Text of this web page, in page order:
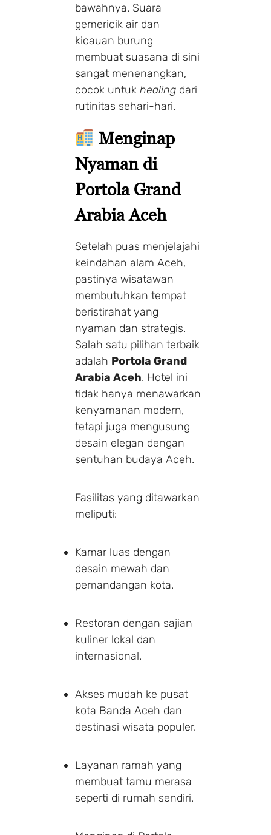
bawahnya. Suara
gemericik air dan
kicauan burung
membuat suasana di sini
sangat menenangkan,
cocok untuk healing dari
rutinitas sehari-hari.
Menginap
Nyaman di
Portola Grand
Arabia Aceh
Setelah puas menjelajahi
keindahan alam Aceh,
pastinya wisatawan
membutuhkan tempat
beristirahat yang
nyaman dan strategis.
Salah satu pilihan terbaik
adalah Portola Grand
Arabia Aceh. Hotel ini
tidak hanya menawarkan
kenyamanan modern,
tetapi juga mengusung
desain elegan dengan
sentuhan budaya Aceh.
Fasilitas yang ditawarkan
meliputi:
Kamar luas dengan
desain mewah dan
pemandangan kota.
Restoran dengan sajian
kuliner lokal dan
internasional.
Akses mudah ke pusat
kota Banda Aceh dan
destinasi wisata populer.
Layanan ramah yang
membuat tamu merasa
seperti di rumah sendiri.